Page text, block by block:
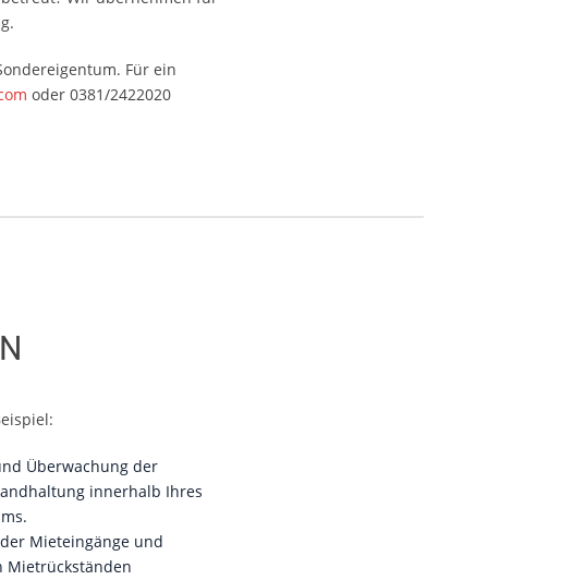
Für ein
oder 0381/2422020
Überwachung der
innerhalb Ihres
Mieteingänge und
Mietrückständen